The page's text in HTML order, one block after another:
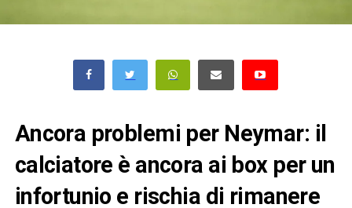
Ancora problemi per Neymar: il
calciatore è ancora ai box per un
infortunio e rischia di rimanere